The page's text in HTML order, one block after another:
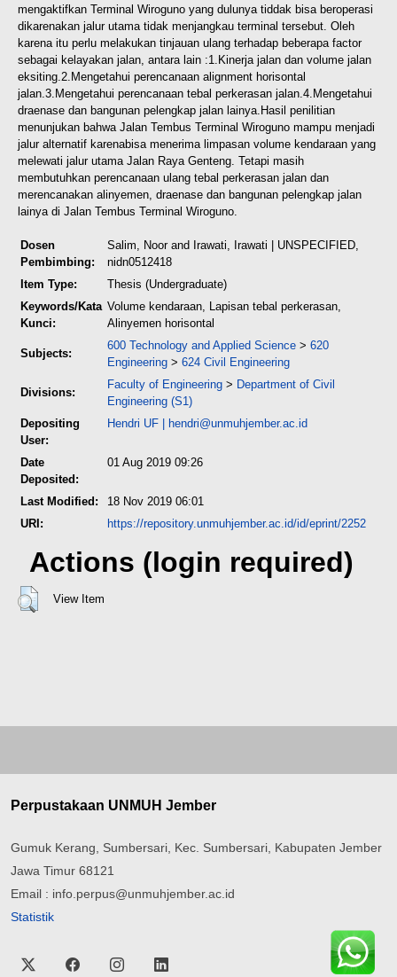
mengaktifkan Terminal Wiroguno yang dulunya tiddak bisa beroperasi
dikarenakan jalur utama tidak menjangkau terminal tersebut. Oleh
karena itu perlu melakukan tinjauan ulang terhadap beberapa factor
sebagai kelayakan jalan, antara lain :1.Kinerja jalan dan volume jalan
eksiting. 2.Mengetahui perencanaan alignment horisontal
jalan. 3.Mengetahui perencanaan tebal perkerasan jalan. 4.Mengetahui
draenase dan bangunan pelengkap jalan lainya. Hasil penilitian
menunjukan bahwa Jalan Tembus Terminal Wiroguno mampu menjadi
jalur alternatif karenabisa menerima limpasan volume kendaraan yang
melewati jalur utama Jalan Raya Genteng. Tetapi masih
membutuhkan perencanaan ulang tebal perkerasan jalan dan
merencanakan alinyemen, draenase dan bangunan pelengkap jalan
lainya di Jalan Tembus Terminal Wiroguno.
Dosen
Pembimbing:
Salim, Noorand Irawati, Irawati | UNSPECIFIED,
nidn0512418
Item Type:
Thesis (Undergraduate)
Keywords/Kata
Kunci:
Volume kendaraan, Lapisan tebal perkerasan,
Alinyemen horisontal
Subjects:
600 Technology and Applied Science > 620
Engineering > 624 Civil Engineering
Divisions:
Faculty of Engineering > Department of Civil
Engineering (S1)
Depositing
User:
Hendri UF | hendri@unmuhjember.ac.id
Date
Deposited:
01 Aug 2019 09:26
Last Modified:
18 Nov 2019 06:01
URI:
https://repository.unmuhjember.ac.id/id/eprint/2252
Actions (login required)
View Item
Perpustakaan UNMUH Jember
Gumuk Kerang, Sumbersari, Kec. Sumbersari, Kabupaten Jember
Jawa Timur 68121
Email : info.perpus@unmuhjember.ac.id
Statistik